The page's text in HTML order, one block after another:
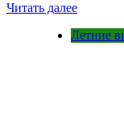
Читать далее
Летние